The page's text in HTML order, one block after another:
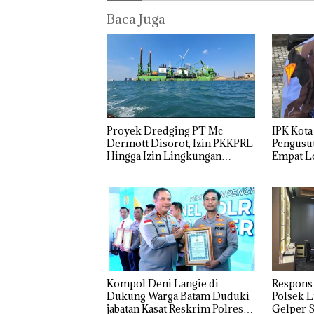
Baca Juga
Proyek Dredging PT Mc
Dermott Disorot, Izin PKKPRL
Hingga Izin Lingkungan
IPK
Empat
Kompol Deni Langie di
Dukung Warga Batam Duduki
jabatan Kasat Reskrim Polresta
Polsek
Gelper
“Double
Winner”,
Abimanyu
Melesat
Kibarkan
Merah Putih
Dua Kali di
Dekan FIKP
UMRAH:
Pengelolaan
Sedimentasi
Laut di Kepri
Harus
Dibuktikan
Ilmiah,
Jangan
Sampai
Bertentangan
dengan
Konservasi
Tahun
Tapi
Desak
Batam
Segera
Ditutup!